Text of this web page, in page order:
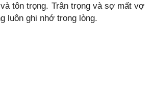
tôn trọng. Trân trọng và sợ mất vợ
luôn ghi nhớ trong lòng.